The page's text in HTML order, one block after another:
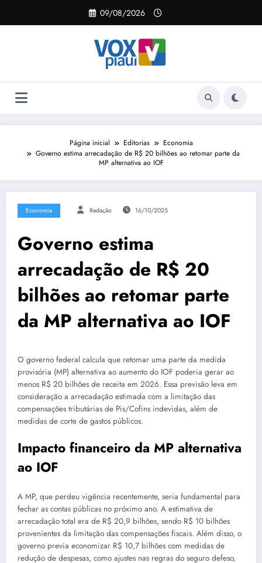
o
09/08/2026
Página inicial Editorias
Economia
Governo estima arrecadação de R$ 20 bilhões ao retomar parte da
MP alternativa ao IOF
Economia Redação 16/10/2025
Governo estima
arrecadação de R$ 20
bilhões ao retomar parte
da MP alternativa ao IOF
O governo federal calcula que retomar uma parte da medida
provisória (MP) alternativa ao aumento do IOF poderia gerar ao
menos R$ 20 bilhões de receita em 2026. Essa previsão leva em
consideração a arrecadação estimada com a limitação das
compensações tributárias de Pis/Cofins indevidas, além de
medidas de corte de gastos públicos.
Impacto financeiro da MP alternativa
ao IOF
A MP, que perdeu vigência recentemente, seria fundamental para
fechar as contas públicas no próximo ano. A estimativa de
arrecadação total era de R$ 20,9 bilhões, sendo R$ 10 bilhões
provenientes da limitação das compensações fiscais. Além disso, o
governo previa economizar R$ 10,7 bilhões com medidas de
redução de despesas, como ajustes nas regras do seguro defeso,